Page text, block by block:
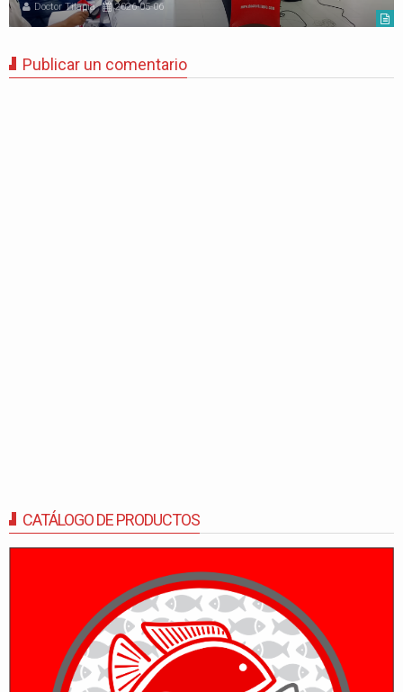
Doctor Tilapia 2026-05-06
Publicar un comentario
CATÁLOGO DE PRODUCTOS